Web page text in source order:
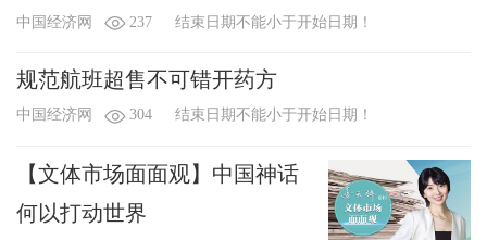
中国经济网 237 结束日期不能小于开始日期！
规范航班超售不可错开药方
中国经济网 304 结束日期不能小于开始日期！
【文体市场面面观】中国神话
何以打动世界